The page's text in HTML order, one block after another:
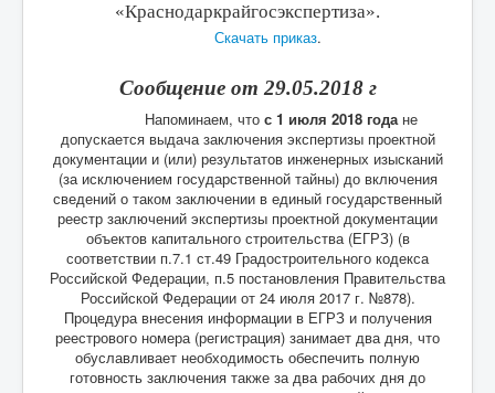
«Краснодаркрайгосэкспертиза».
Скачать приказ.
Сообщение от 29.05.2018 г
Напоминаем, что с 1 июля 2018 годане
допускается выдача заключения экспертизы проектной
документации и (или) результатов инженерных изысканий
(за исключением государственной тайны) до включения
сведений о таком заключении в единый государственный
реестр заключений экспертизы проектной документации
объектов капитального строительства (ЕГРЗ) (в
соответствии п.7.1 ст.49 Градостроительного кодекса
Российской Федерации, п.5 постановления Правительства
Российской Федерации от 24 июля 2017 г. №878).
Процедура внесения информации в ЕГРЗ и получения
реестрового номера (регистрация) занимает два дня, что
обуславливает необходимость обеспечить полную
готовность заключения также за два рабочих дня до